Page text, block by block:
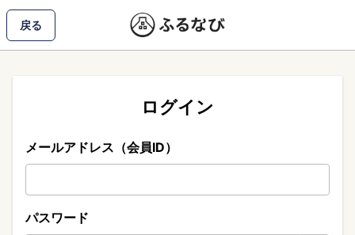
戻る
ログイン
メールアドレス（会員ID）
パスワード